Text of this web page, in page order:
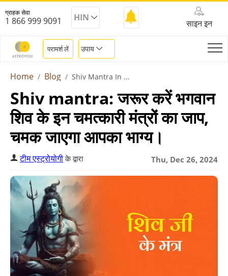
ग्राहक सेवा
1 866 999 9091 HIN
साइन इन
परामर्श लें उपाय
Home Blog Shiv Mantra In Hindi
Shiv mantra: जरूर करें भगवान
शिव के इन चमत्कारी मंत्रों का जाप,
चमक जाएगा आपका भाग्य।
Thu, Dec 26, 2024
टीम एस्ट्रोयोगीके द्वारा